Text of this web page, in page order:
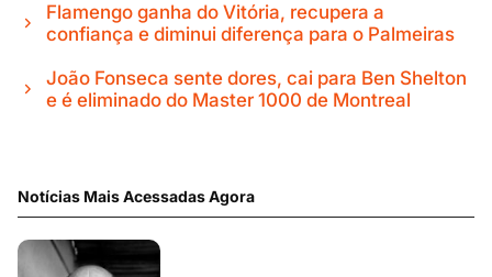
Flamengo ganha do Vitória, recupera a
confiança e diminui diferença para o Palmeiras
João Fonseca sente dores, cai para Ben Shelton
e é eliminado do Master 1000 de Montreal
Notícias Mais Acessadas Agora